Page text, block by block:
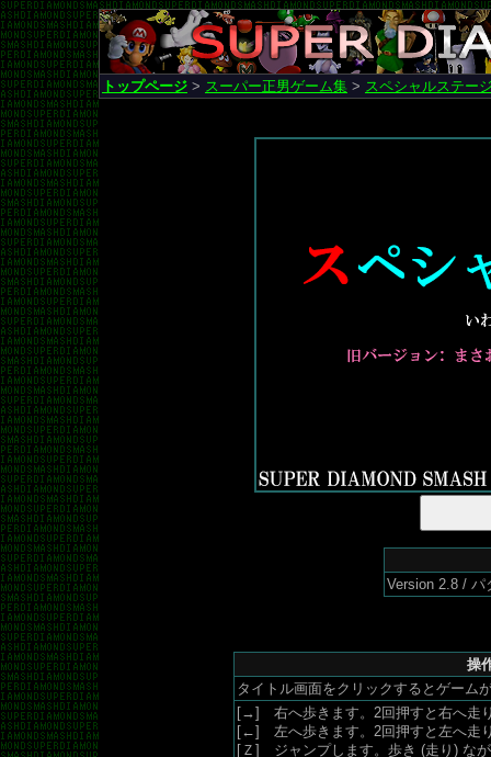
トップページ > スーパー正男ゲーム集 > スペシャルステー
Version 2.8 / パ
操
タイトル画面をクリックするとゲーム
[→] 右へ歩きます。2回押すと右へ走
[←] 左へ歩きます。2回押すと左へ走
[Ｚ] ジャンプします。歩き (走り) な